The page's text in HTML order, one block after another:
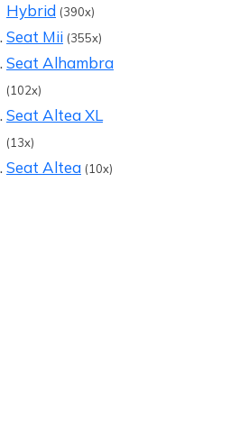
Hybrid (390x)
Seat Mii (355x)
Seat Alhambra
(102x)
Seat Altea XL
(13x)
Seat Altea (10x)